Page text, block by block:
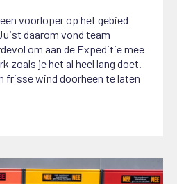
voorloper op het gebied
daarom vond team
om aan de Expeditie mee
zoals je het al heel lang doet.
frisse wind doorheen te laten